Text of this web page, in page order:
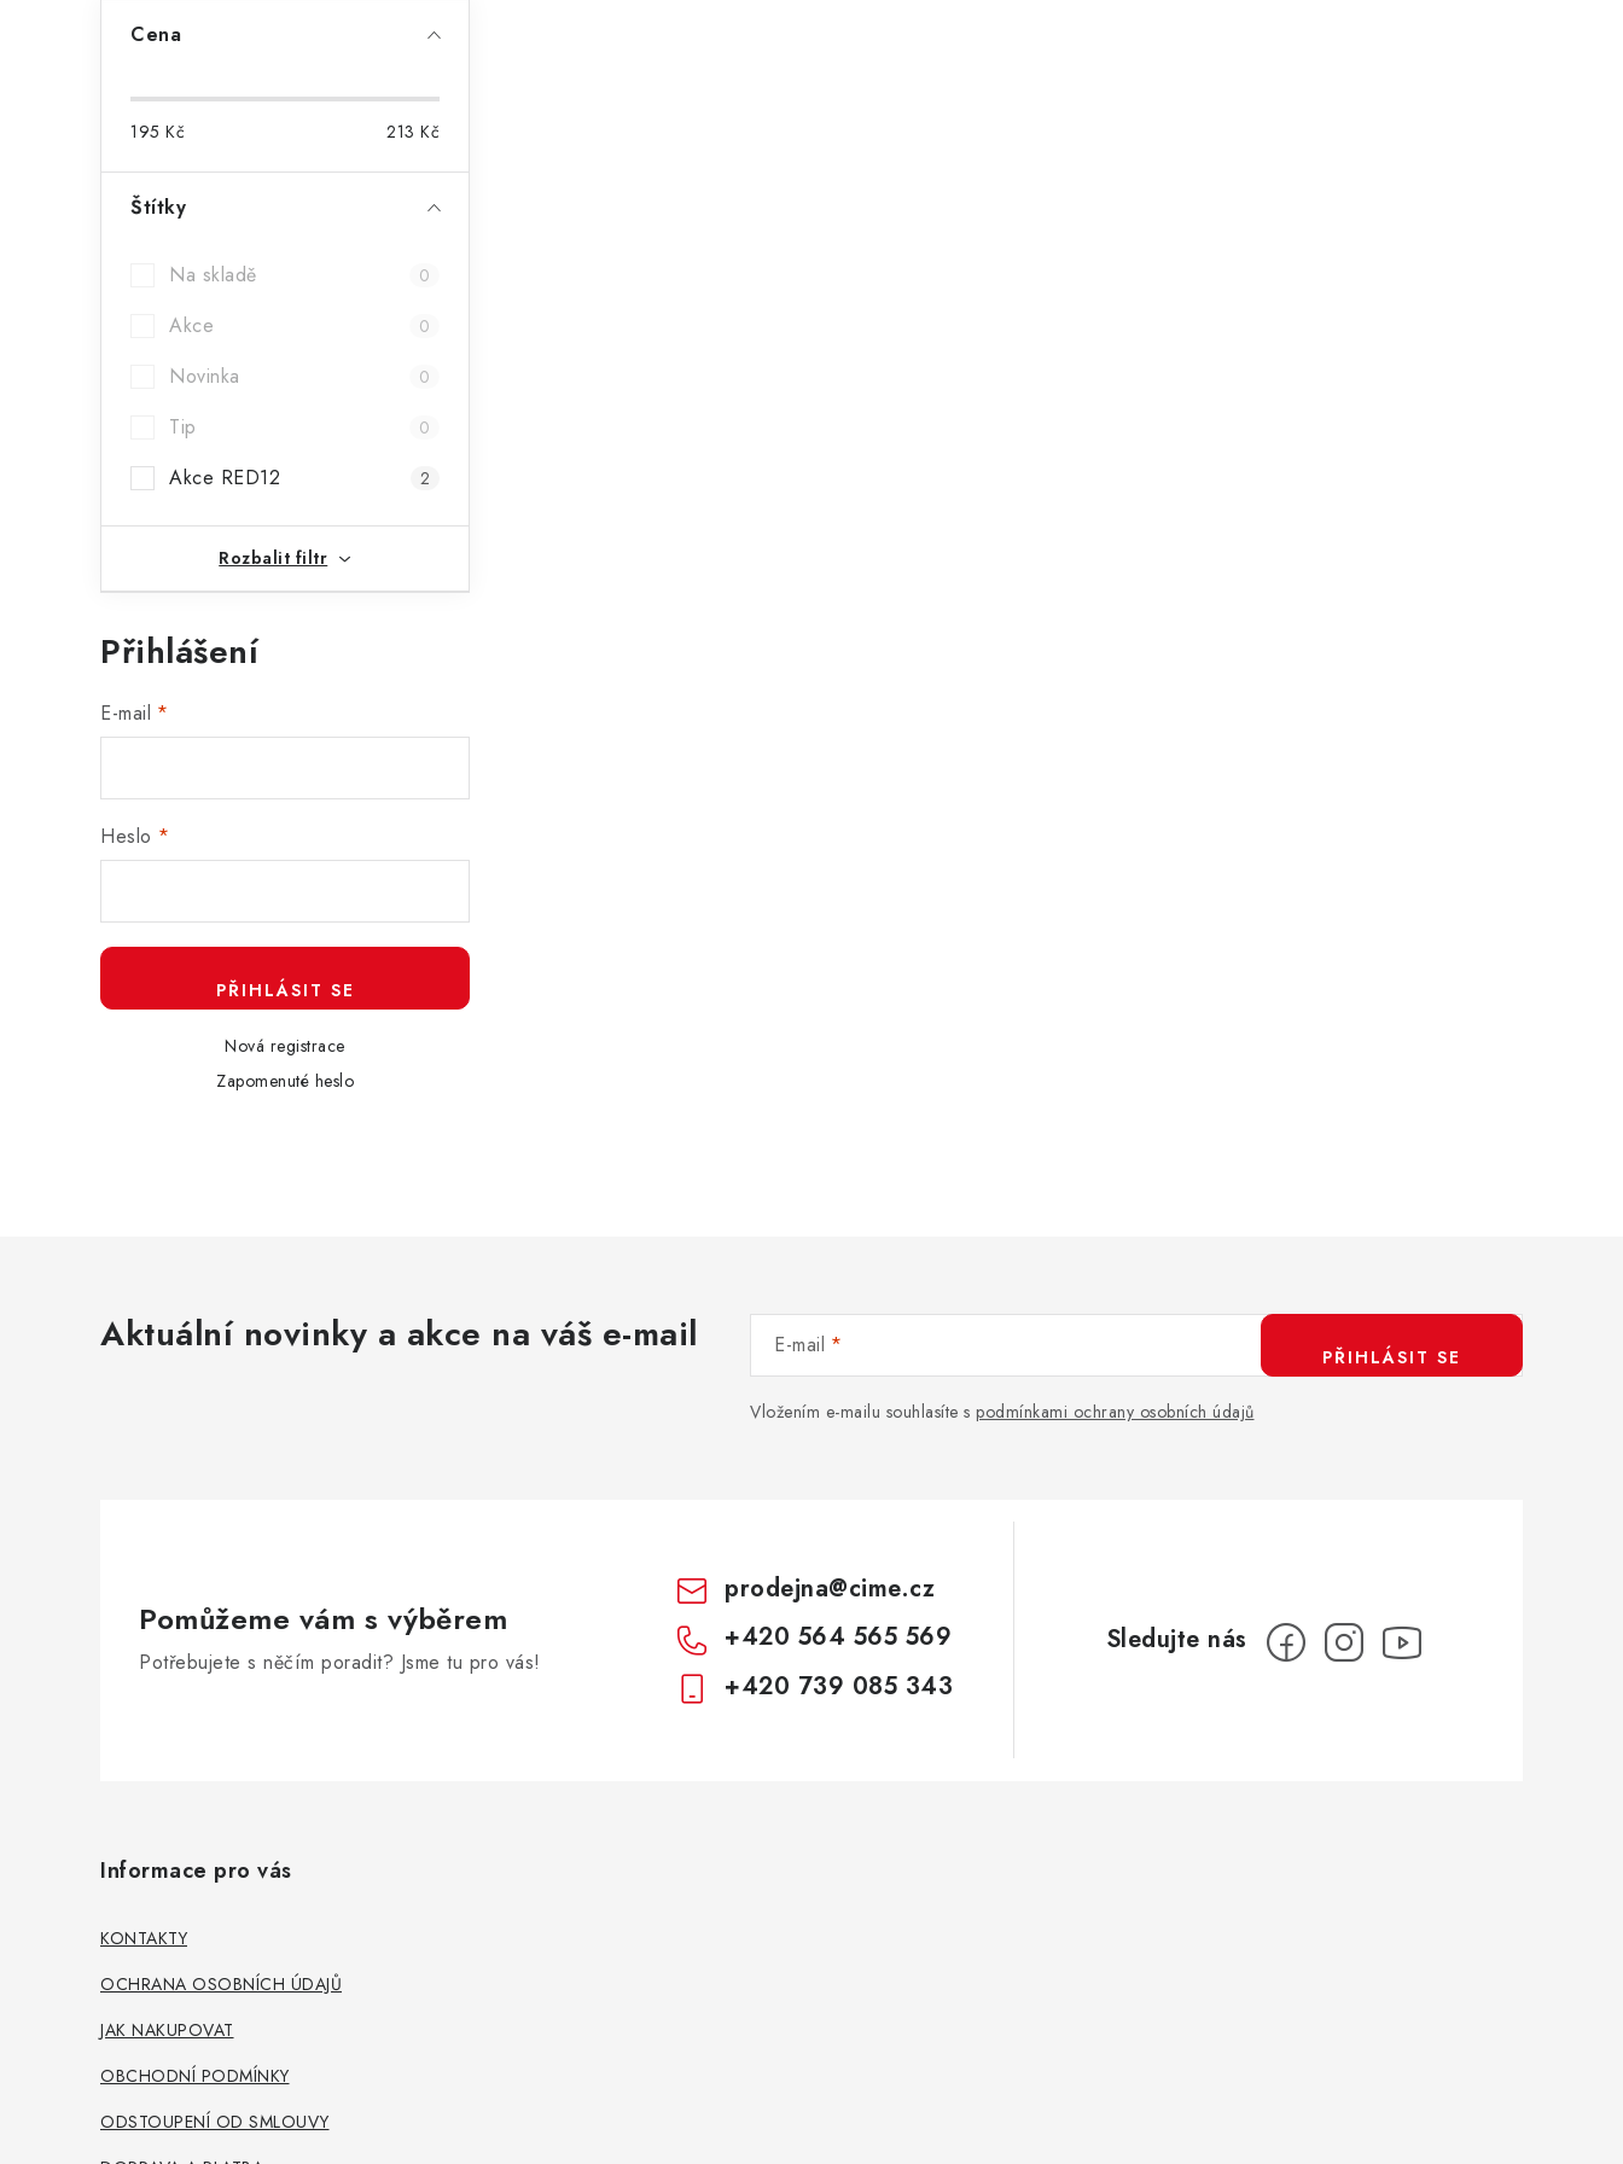
Cena
195 Kč 213 Kč
Štítky
Na skladě 0
Akce 0
Novinka 0
Tip 0
Akce RED12 2
Rozbalit filtr
Přihlášení
E-mail
Heslo
PŘIHLÁSIT SE
Nová registrace
Zapomenuté heslo
Aktuální novinky a akce na váš e-mail E-mail
Vložením e-mailu souhlasíte s podmínkami ochrany osobních údajů
PŘIHLÁSIT SE
Pomůžeme vám s výběrem
Potřebujete s něčím poradit? Jsme tu pro vás!
prodejna@cime.cz
+420 564 565 569
+420 739 085 343
Informace pro vás
KONTAKTY
OCHRANA OSOBNÍCH ÚDAJŮ
JAK NAKUPOVAT
OBCHODNÍ PODMÍNKY
ODSTOUPENÍ OD SMLOUVY